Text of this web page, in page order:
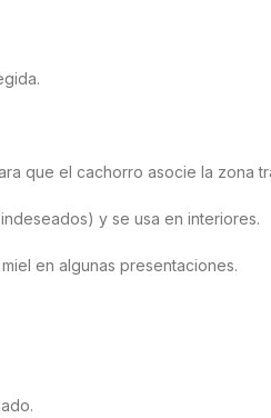
que el cachorro asocie la zona
y se usa en interiores.
en algunas presentaciones.